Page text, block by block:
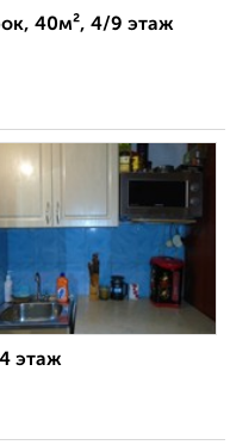
40м², 4/9 этаж
этаж